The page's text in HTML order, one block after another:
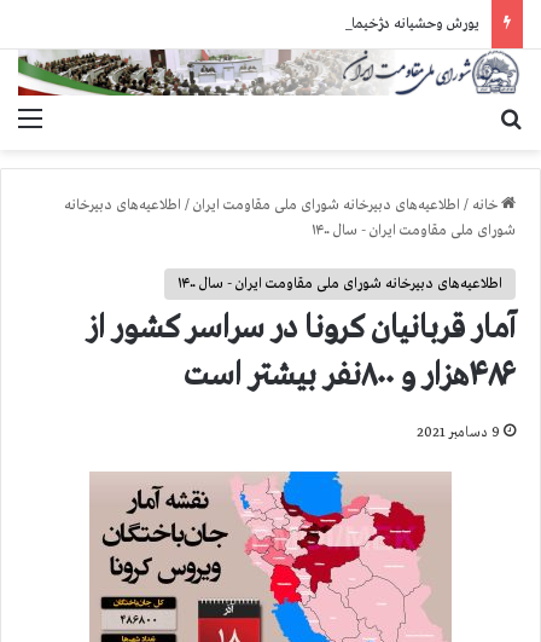
خانه / اطلاعیه‌های دبیرخانه شورای ملی مقاومت ایران/ اطلاعیه‌های دبیرخانه
شورای ملی مقاومت ایران - سال ۱۴۰۰
اطلاعیه‌های دبیرخانه شورای ملی مقاومت ایران - سال ۱۴۰۰
آمار قربانیان کرونا در سراسر کشور از
۴۸۶هزار و ۸۰۰نفر بیشتر است
9 دسامبر 2021